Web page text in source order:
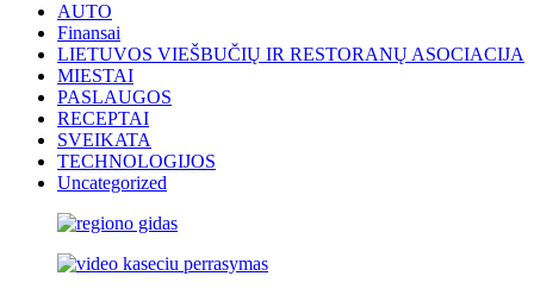
AUTO
Finansai
LIETUVOS VIEŠBUČIŲ IR RESTORANŲ ASOCIACIJA
MIESTAI
PASLAUGOS
RECEPTAI
SVEIKATA
TECHNOLOGIJOS
Uncategorized